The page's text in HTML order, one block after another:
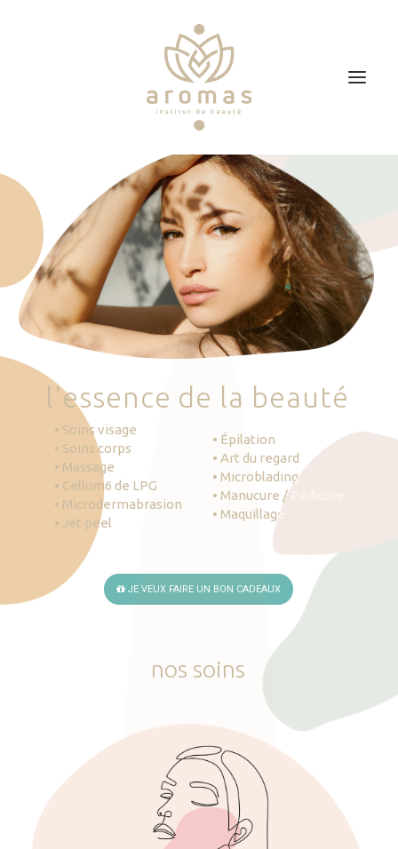
Soins
Je veux faire un bon cadeau
Plan d’accès
Prendre RDV
'essence de la beauté
• Soins visage
• Soins corps
• Massage
• Cellum6 de LPG
• Microdermabrasion
• Jet peel
• Épilation
• Art du regard
• Microblading
• Manucure / Pédicure
• Maquillage
JE VEUX FAIRE UN BON CADEAUX
nos soins